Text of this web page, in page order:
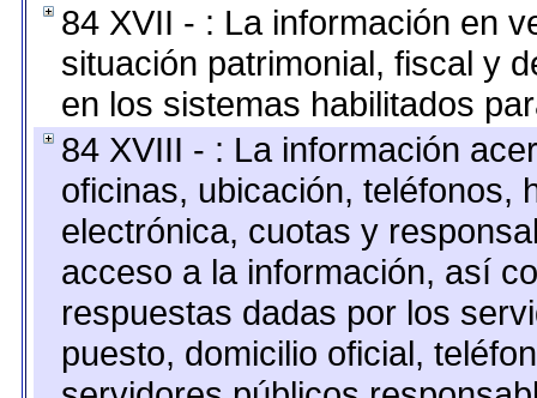
84 XVII - : La información en
situación patrimonial, fiscal y
en los sistemas habilitados
84 XVIII - : La información
oficinas, ubicación, teléfonos,
electrónica, cuotas y
acceso a la información, así
respuestas dadas por los
puesto, domicilio oficial,